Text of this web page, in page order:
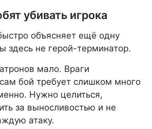
убивать игрока
объясняет ещё одну
здесь не герой-терминатор.
мало. Враги
бой требует слишком много
Нужно целиться,
за выносливостью и не
атаку.